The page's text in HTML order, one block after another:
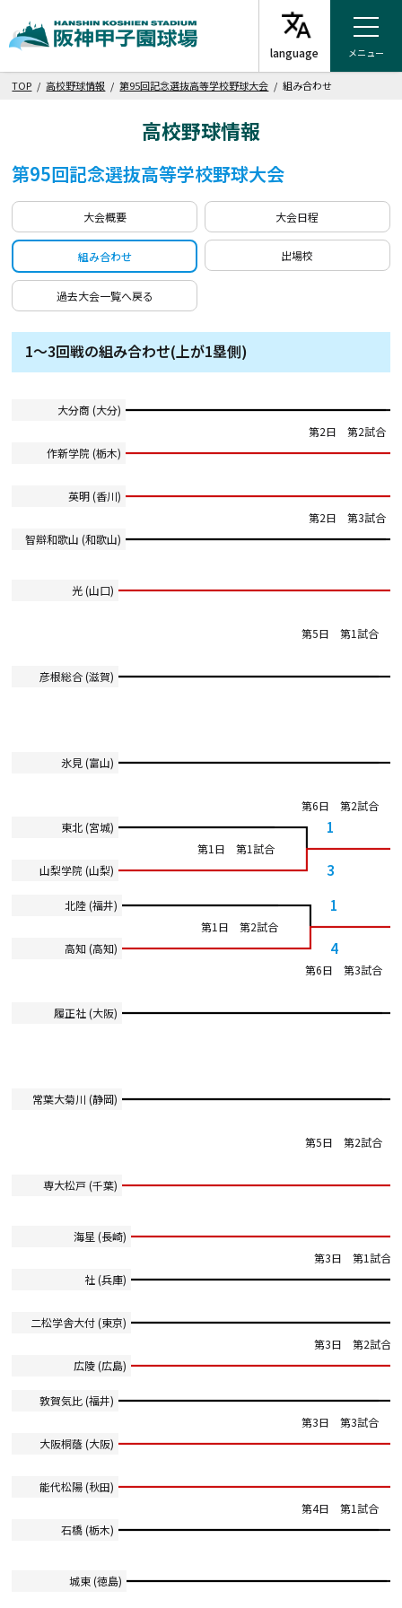
メニュー
TOP /高校野球情報 /第95回記念選抜高等学校野球大会 / 組み合わせ
高校野球情報
第95回記念選抜高等学校野球大会
大会概要 大会日程
組み合わせ 出場校
過去大会一覧へ戻る
1～3回戦の組み合わせ(上が1塁側)
大分商 (大分)
第2日 第2試合
作新学院 (栃木)
英明 (香川)
第2日 第3試合
智辯和歌山 (和歌山)
光 (山口)
第5日 第1試合
彦根総合 (滋賀)
氷見 (富山)
第6日 第2試合
東北 (宮城)
1
第1日 第1試合
山梨学院 (山梨)
3
北陸 (福井) 1
第1日 第2試合
高知 (高知)
4
第6日 第3試合
履正社 (大阪)
常葉大菊川 (静岡)
第5日 第2試合
専大松戸 (千葉)
海星 (長崎)
第3日 第1試合
社 (兵庫)
二松学舎大付 (東京)
第3日 第2試合
広陵 (広島)
敦賀気比 (福井)
第3日 第3試合
大阪桐蔭 (大阪)
能代松陽 (秋田)
第4日 第1試合
石橋 (栃木)
城東 (徳島)